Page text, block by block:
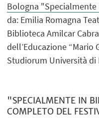
Bologna
da: Emilia Romagna
Biblioteca Amilcar
dell’Educazione “Mario
Studiorum Università di
"SPECIALMENTE IN
COMPLETO DEL